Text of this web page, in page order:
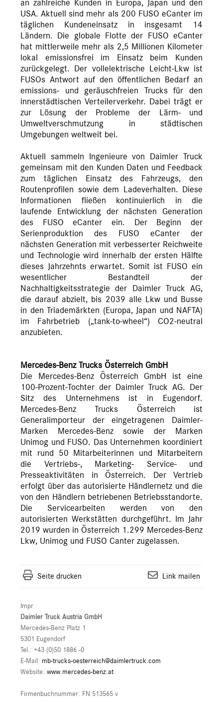
an zahlreiche Kunden in Europa, Japan und den
USA. Aktuell sind mehr als 200 FUSO eCanter im
täglichen Kundeneinsatz in insgesamt 14
Ländern. Die globale Flotte der FUSO eCanter
hat mittlerweile mehr als 2,5 Millionen Kilometer
lokal emissionsfrei im Einsatz beim Kunden
zurückgelegt. Der vollelektrische Leicht-Lkw ist
FUSOs Antwort auf den öffentlichen Bedarf an
emissions- und geräuschfreien Trucks für den
innerstädtischen Verteilerverkehr. Dabei trägt er
zur Lösung der Probleme der Lärm- und
Umweltverschmutzung in städtischen
Umgebungen weltweit bei.
Aktuell sammeln Ingenieure von Daimler Truck
gemeinsam mit den Kunden Daten und Feedback
zum täglichen Einsatz des Fahrzeugs, den
Routenprofilen sowie dem Ladeverhalten. Diese
Informationen fließen kontinuierlich in die
laufende Entwicklung der nächsten Generation
des FUSO eCanter ein. Der Beginn der
Serienproduktion des FUSO eCanter der
nächsten Generation mit verbesserter Reichweite
und Technologie wird innerhalb der ersten Hälfte
dieses Jahrzehnts erwartet. Somit ist FUSO ein
wesentlicher Bestandteil der
Nachhaltigkeitsstrategie der Daimler Truck AG,
die darauf abzielt, bis 2039 alle Lkw und Busse
in den Triademärkten (Europa, Japan und NAFTA)
im Fahrbetrieb („tank-to-wheel“) CO2-neutral
anzubieten.
Mercedes-Benz Trucks Österreich GmbH
Die Mercedes-Benz Österreich GmbH ist eine
100-Prozent-Tochter der Daimler Truck AG. Der
Sitz des Unternehmens ist in Eugendorf.
Mercedes-Benz Trucks Österreich ist
Generalimporteur der eingetragenen Daimler-
Marken Mercedes-Benz sowie der Marken
Unimog und FUSO. Das Unternehmen koordiniert
mit rund 50 Mitarbeiterinnen und Mitarbeitern
die Vertriebs-, Marketing- Service- und
Presseaktivitäten in Österreich. Der Vertrieb
erfolgt über das autorisierte Händlernetz und die
von den Händlern betriebenen Betriebsstandorte.
Die Servicearbeiten werden von den
autorisierten Werkstätten durchgeführt. Im Jahr
2019 wurden in Österreich 1.299 Mercedes-Benz
Lkw, Unimog und FUSO Canter zugelassen.
Seite drucken Link mailen
Impr
Daimler Truck Austria GmbH
Mercedes-Benz Platz 1
5301 Eugendorf
Tel.: +43 (0)50 1886 -0
E-Mail: mb-trucks-oesterreich@daimlertruck.com
Website: www.mercedes-benz.at
Firmenbuchnummer: FN 513565 v